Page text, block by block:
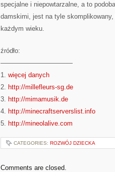
specjalne i niepowtarzalne, a to
damskimi, jest na tyle
każdym wieku.
źródło:
———————————
1. więcej danych
2. http://millefleurs-sg.de
3. http://mimamusik.de
4. http://minecraftserverslist.info
5. http://mineolalive.com
CATEGORIES: ROZWÓJ DZIECKA
Comments are closed.